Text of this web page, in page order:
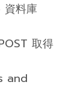
料庫
取得
and